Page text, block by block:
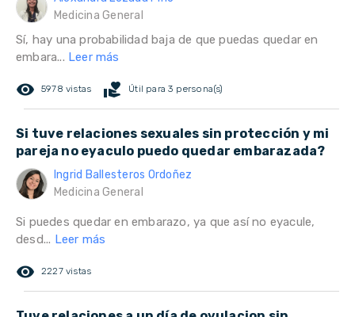
Medicina General
Sí, hay una probabilidad baja de que puedas quedar en
embara... Leer más
remove_red_eye 5978 vistas volunteer_activism Útil para 3 persona(s)
Si tuve relaciones sexuales sin protección y mi
pareja no eyaculo puedo quedar embarazada?
Ingrid Ballesteros Ordoñez
Medicina General
Si puedes quedar en embarazo, ya que así no eyacule,
desd... Leer más
remove_red_eye 2227 vistas